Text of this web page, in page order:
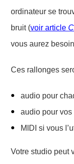
ordinateur se
bruit(voir article
vous aurez
Ces rallonges
audio pour
audio pour vos
MIDIsi vous
Votre studio peut